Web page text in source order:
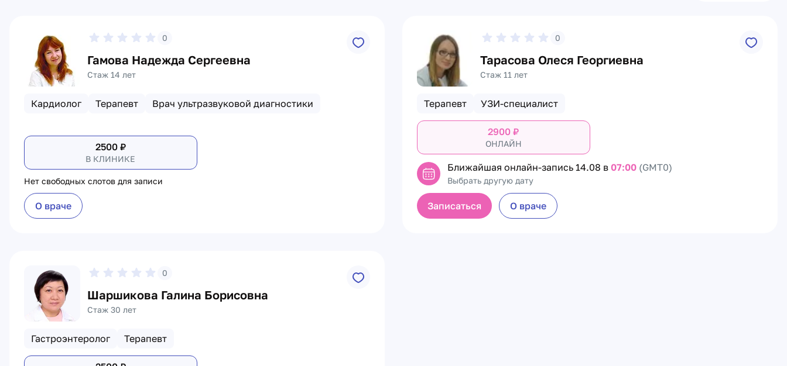
0
Гамова Надежда Сергеевна
Стаж 14 лет
Кардиолог Терапевт Врач ультразвуковой диагностики
2500₽
В КЛИНИКЕ
Нет свободных слотов для записи
О враче
0
Тарасова Олеся Георгиевна
Стаж 11 лет
Терапевт УЗИ-специалист
2900 ₽
ОНЛАЙН
Ближайшая онлайн-запись 14.08 в 07:00 (GMT0)
Выбрать другую дату
Записаться О враче
0
Шаршикова Галина Борисовна
Стаж 30 лет
Гастроэнтеролог Терапевт